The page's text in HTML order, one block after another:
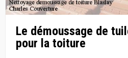
Le démoussage de
pour la toiture